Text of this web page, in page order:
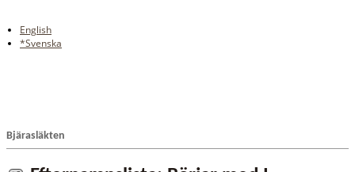
English
*Svenska
Bjärasläkten